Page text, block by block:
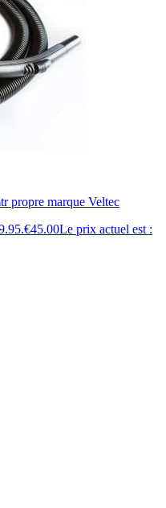
propre marque Veltec
€45.00Le prix actuel est :